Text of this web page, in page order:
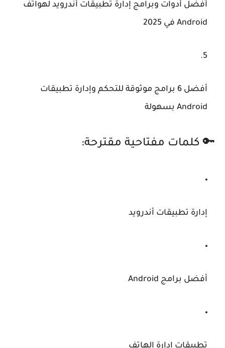
أفضل أدوات وبرامج إدارة تطبيقات أندرويد لهواتف
Android في 2025
أفضل 6 برامج موثوقة للتحكم وإدارة تطبيقات
Android بسهولة
🔑 كلمات مفتاحية مقترحة:
إدارة تطبيقات أندرويد
أفضل برامج Android
تطبيقات إدارة الهاتف